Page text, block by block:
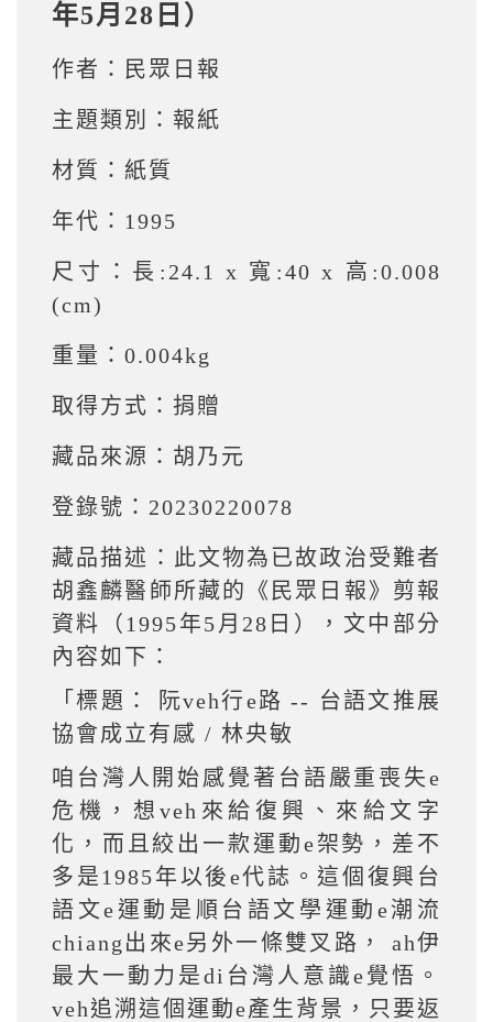
年5月28日）
作者： 民眾日報
主題類別： 報紙
材質： 紙質
年代： 1995
尺寸： 長:24.1 x 寬:40 x 高:0.008
(cm)
重量： 0.004kg
取得方式： 捐贈
藏品來源： 胡乃元
登錄號： 20230220078
藏品描述： 此文物為已故政治受難者
胡鑫麟醫師所藏的《民眾日報》剪報
資料（1995年5月28日），文中部分
內容如下：
「標題： 阮veh行e路 -- 台語文推展
協會成立有感 / 林央敏
咱台灣人開始感覺著台語嚴重喪失e
危機，想veh來給復興、來給文字
化，而且絞出一款運動e架勢，差不
多是1985年以後e代誌。這個復興台
語文e運動是順台語文學運動e潮流
chiang出來e另外一條雙叉路， ah伊
最大一動力是di台灣人意識e覺悟。
veh追溯這個運動e產生背景，只要返